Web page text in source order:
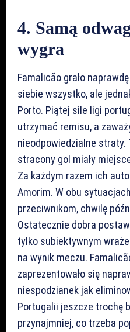
4. Samą
wygra
Famalicão grało
siebie wszystko, ale
Porto. Piątej sile ligi
utrzymać remisu, a
nieodpowiedzialne straty.
stracony gol miały
Za każdym razem ich
Amorim. W obu
przeciwnikom, chwilę
Ostatecznie dobra
tylko subiektywnym
na wynik meczu.
zaprezentowało się
niespodzianek jak
Portugalii jeszcze trochę
przynajmniej, co trzeba